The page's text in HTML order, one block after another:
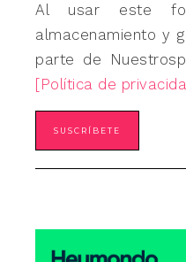
Al usar este
almacenamiento y
parte de
[Política de